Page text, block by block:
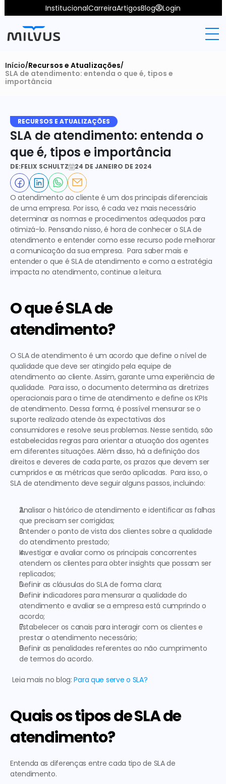
InstitucionalCarreiraArtigosBlog Login
Início/Recursos e Atualizações/
SLA de atendimento: entenda o que é, tipos e
importância
RECURSOS E ATUALIZAÇÕES
SLA de atendimento: entenda o
que é, tipos e importância
DE:FELIX SCHULTZ 24 DE JANEIRO DE 2024
O atendimento ao cliente é um dos principais diferenciais
de uma empresa. Por isso, é cada vez mais necessário
determinar as normas e procedimentos adequados para
otimizá-lo. Pensando nisso, é hora de conhecer o SLA de
atendimento e entender como esse recurso pode melhorar
a comunicação da sua empresa.  Para saber mais e
entender o que é SLA de atendimento e como a estratégia
impacta no atendimento, continue a leitura.
O que é SLA de
atendimento?
O SLA de atendimento é um acordo que define o nível de
atendimento ao cliente. Assim, garante uma experiência de
qualidade.  Para isso, o documento determina as diretrizes
operacionais para o time de atendimento e define os KPIs
de atendimento. Dessa forma, é possível mensurar se o
suporte realizado atende às expectativas dos
consumidores e resolve seus problemas. Nesse sentido, são
estabelecidas regras para orientar a atuação dos agentes
em diferentes situações. Além disso, há a definição dos
direitos e deveres de cada parte, os prazos que devem ser
cumpridos e as métricas que serão aplicadas.  Para isso, o
SLA de atendimento deve seguir alguns passos, incluindo:
Analisar o histórico de atendimento e identificar as falhas
que precisam ser corrigidas;
Entender o ponto de vista dos clientes sobre a qualidade
do atendimento prestado;
Investigar e avaliar como os principais concorrentes
atendem os clientes para obter insights que possam ser
replicados;
Definir as cláusulas do SLA de forma clara;
Definir indicadores para mensurar a qualidade do
atendimento e avaliar se a empresa está cumprindo o
acordo;
Estabelecer os canais para interagir com os clientes e
prestar o atendimento necessário;
Definir as penalidades referentes ao não cumprimento
de termos do acordo.
Leia mais no blog: Para que serve o SLA?
Quais os tipos de SLA de
atendimento?
Entenda as diferenças entre cada tipo de SLA de
atendimento.